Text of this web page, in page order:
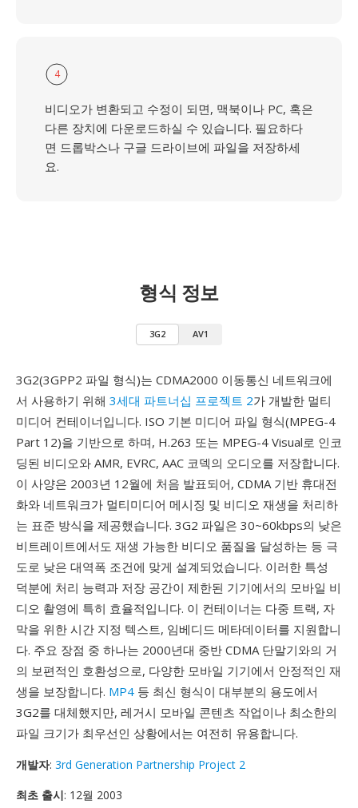
4
비디오가 변환되고 수정이 되면, 맥북이나 PC, 혹은
다른 장치에 다운로드하실 수 있습니다. 필요하다
면 드롭박스나 구글 드라이브에 파일을 저장하세
요.
형식 정보
3G2 AV1
3G2(3GPP2 파일 형식)는 CDMA2000 이동통신 네트워크에
서 사용하기 위해 3세대 파트너십 프로젝트 2가 개발한 멀티
미디어 컨테이너입니다. ISO 기본 미디어 파일 형식(MPEG-4
Part 12)을 기반으로 하며, H.263 또는 MPEG-4 Visual로 인코
딩된 비디오와 AMR, EVRC, AAC 코덱의 오디오를 저장합니다.
이 사양은 2003년 12월에 처음 발표되어, CDMA 기반 휴대전
화와 네트워크가 멀티미디어 메시징 및 비디오 재생을 처리하
는 표준 방식을 제공했습니다. 3G2 파일은 30~60kbps의 낮은
비트레이트에서도 재생 가능한 비디오 품질을 달성하는 등 극
도로 낮은 대역폭 조건에 맞게 설계되었습니다. 이러한 특성
덕분에 처리 능력과 저장 공간이 제한된 기기에서의 모바일 비
디오 촬영에 특히 효율적입니다. 이 컨테이너는 다중 트랙, 자
막을 위한 시간 지정 텍스트, 임베디드 메타데이터를 지원합니
다. 주요 장점 중 하나는 2000년대 중반 CDMA 단말기와의 거
의 보편적인 호환성으로, 다양한 모바일 기기에서 안정적인 재
생을 보장합니다. MP4 등 최신 형식이 대부분의 용도에서
3G2를 대체했지만, 레거시 모바일 콘텐츠 작업이나 최소한의
파일 크기가 최우선인 상황에서는 여전히 유용합니다.
개발자: 3rd Generation Partnership Project 2
최초 출시: 12월 2003